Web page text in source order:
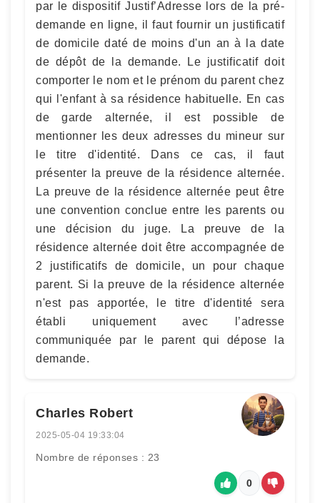
par le dispositif Justif’Adresse lors de la pré-
demande en ligne, il faut fournir un justificatif
de domicile daté de moins d'un an à la date
de dépôt de la demande. Le justificatif doit
comporter le nom et le prénom du parent chez
qui l'enfant à sa résidence habituelle. En cas
de garde alternée, il est possible de
mentionner les deux adresses du mineur sur
le titre d'identité. Dans ce cas, il faut
présenter la preuve de la résidence alternée.
La preuve de la résidence alternée peut être
une convention conclue entre les parents ou
une décision du juge. La preuve de la
résidence alternée doit être accompagnée de
2 justificatifs de domicile, un pour chaque
parent. Si la preuve de la résidence alternée
n'est pas apportée, le titre d'identité sera
établi uniquement avec l’adresse
communiquée par le parent qui dépose la
demande.
Charles Robert
2025-05-04 19:33:04
Nombre de réponses : 23
0